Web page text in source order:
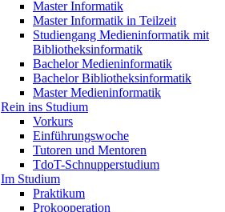
Master Informatik
Master Informatik in Teilzeit
Studiengang Medieninformatik mit
Bibliotheksinformatik
Bachelor Medieninformatik
Bachelor Bibliotheksinformatik
Master Medieninformatik
Rein ins Studium
Vorkurs
Einführungswoche
Tutoren und Mentoren
TdoT-Schnupperstudium
Im Studium
Praktikum
Prokooperation